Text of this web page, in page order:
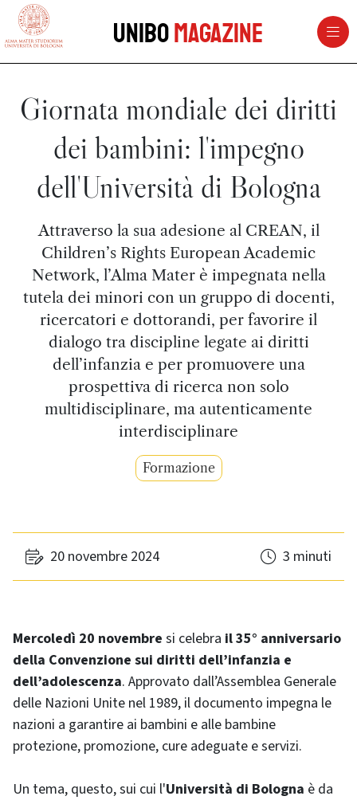
vai al contenuto della pagina
UniboMagazine
Giornata mondiale dei diritti
dei bambini: l'impegno
dell'Università di Bologna
Attraverso la sua adesione al CREAN, il
Children’s Rights European Academic
Network, l’Alma Mater è impegnata nella
tutela dei minori con un gruppo di docenti,
ricercatori e dottorandi, per favorire il
dialogo tra discipline legate ai diritti
dell’infanzia e per promuovere una
prospettiva di ricerca non solo
multidisciplinare, ma autenticamente
interdisciplinare
Formazione
20 novembre 2024 3 minuti
Mercoledì 20 novembre si celebra il 35° anniversario
della Convenzione sui diritti dell’infanzia e
dell’adolescenza. Approvato dall’Assemblea Generale
delle Nazioni Unite nel 1989, il documento impegna le
nazioni a garantire ai bambini e alle bambine
protezione, promozione, cure adeguate e servizi.
Un tema, questo, sui cui l'Università di Bologna è da